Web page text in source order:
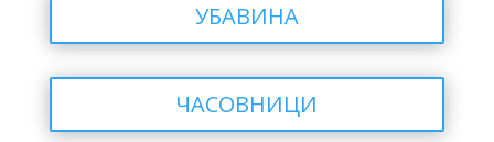
УБАВИНА
ЧАСОВНИЦИ